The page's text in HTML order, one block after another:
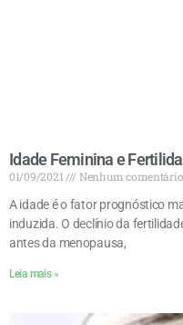
Idade Feminina e
01/09/2021
Nenhum comentário
A idade é o fator prognóstico
induzida. O declínio da
antes da menopausa,
Leia mais »